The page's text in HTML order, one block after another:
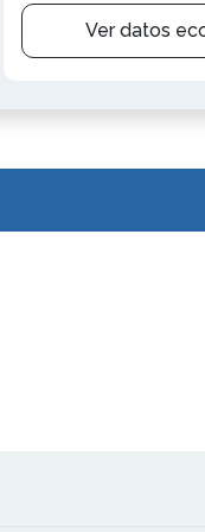
Ver datos